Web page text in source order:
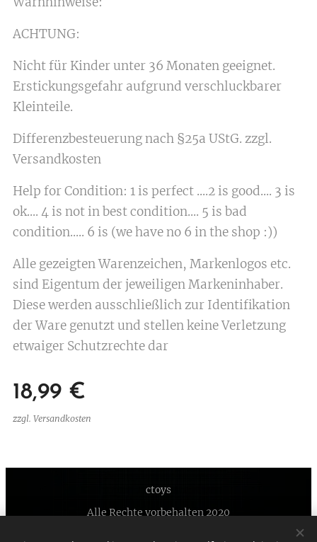
ACHTUNG:
Nicht für Kinder unter 36 Monaten geeignet.
Erstickungsgefahr aufgrund verschluckbarer
Kleinteile.
Differenzbesteuerung nach §25a UStG. zzgl.
Versandkosten
Help for Condition: 1 is perfect ....2 is good.... 3 is
ok.... 4 is not in best condition.... 5 is bad
condition..... 6 is (we have no 6 in the shop :))
Alle gezeigten Warenzeichen, Markenlogos etc.
sind Eigentum der jeweiligen Markeninhaber.
Diese werden ausschließlich zur Identifikation
der Ware genutzt und stellen keine Verletzung
etwaiger Schutzrechte dar
18,99 €
zzgl. Versandkosten
ctoys
Alle Rechte vorbehalten 2020